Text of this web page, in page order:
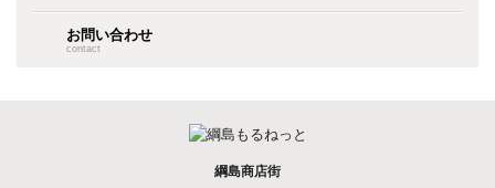
お問い合わせ
contact
綱島商店街